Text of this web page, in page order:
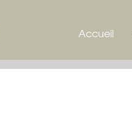
Accueil